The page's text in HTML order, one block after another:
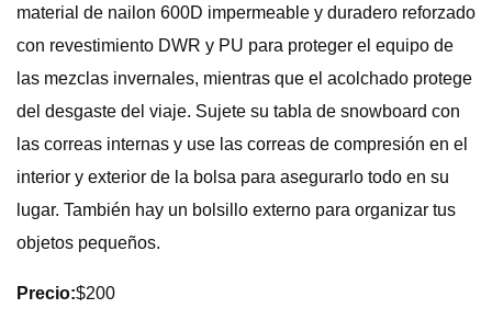
material de nailon 600D impermeable y duradero reforzado
con revestimiento DWR y PU para proteger el equipo de
las mezclas invernales, mientras que el acolchado protege
del desgaste del viaje. Sujete su tabla de snowboard con
las correas internas y use las correas de compresión en el
interior y exterior de la bolsa para asegurarlo todo en su
lugar. También hay un bolsillo externo para organizar tus
objetos pequeños.
Precio:$200